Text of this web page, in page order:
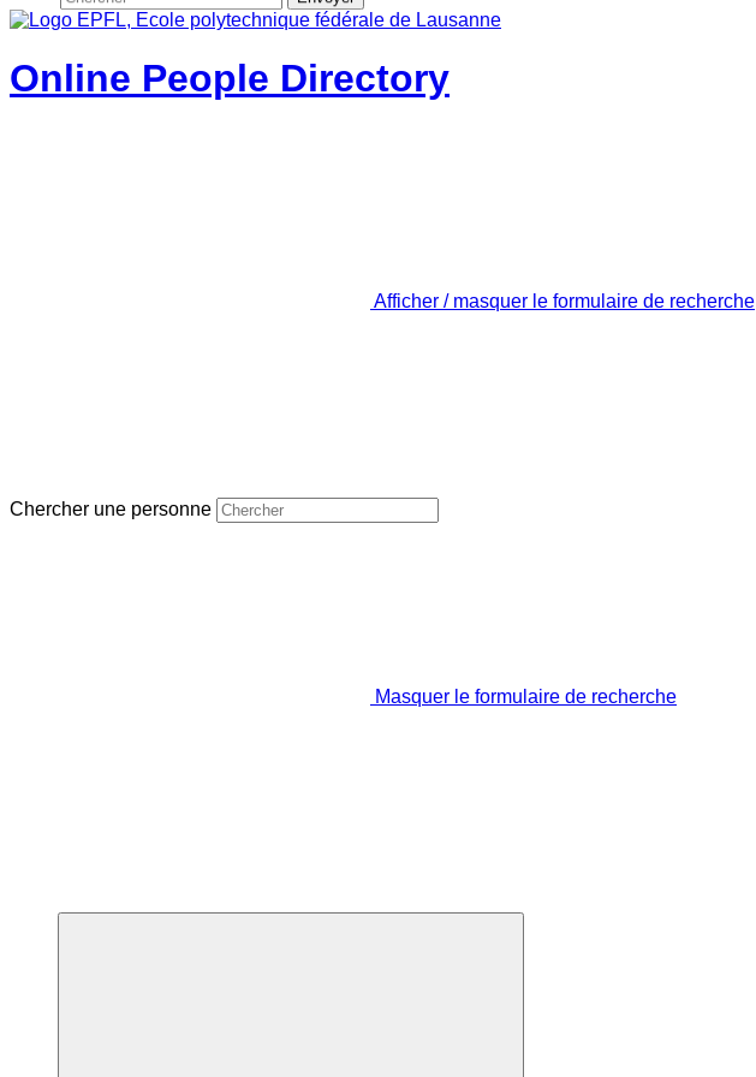
Online People Directory
Afficher / masquer le formulaire de recherche
Chercher une personne
Masquer le formulaire de recherche